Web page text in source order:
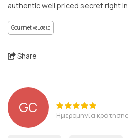
authentic well priced secret right
Gourmet γεύσεις
Share
GC Ημερομηνία